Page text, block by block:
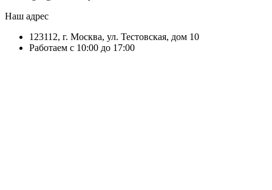
Наш адрес
123112, г. Москва, ул. Тестовская, дом 10
Работаем с 10:00 до 17:00